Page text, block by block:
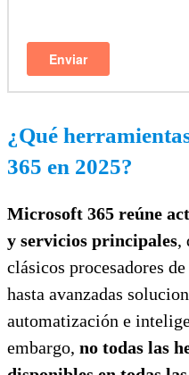
¿Qué
365 en 2025?
Microsoft 365 reúne
y servicios principales,
clásicos procesadores
hasta avanzadas
automatización e
embargo, no todas las